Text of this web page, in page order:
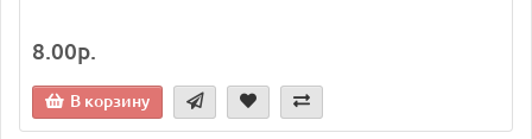
8.00р.
В корзину